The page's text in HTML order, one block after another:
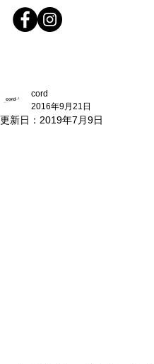
cord
2016年9月21日
更新日： 2019年7月9日